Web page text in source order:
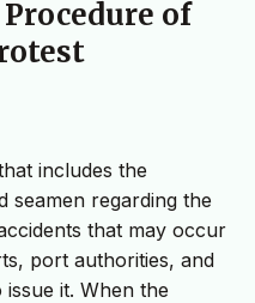
of
includes the
seamen regarding the
that may occur
port authorities, and
it. When the